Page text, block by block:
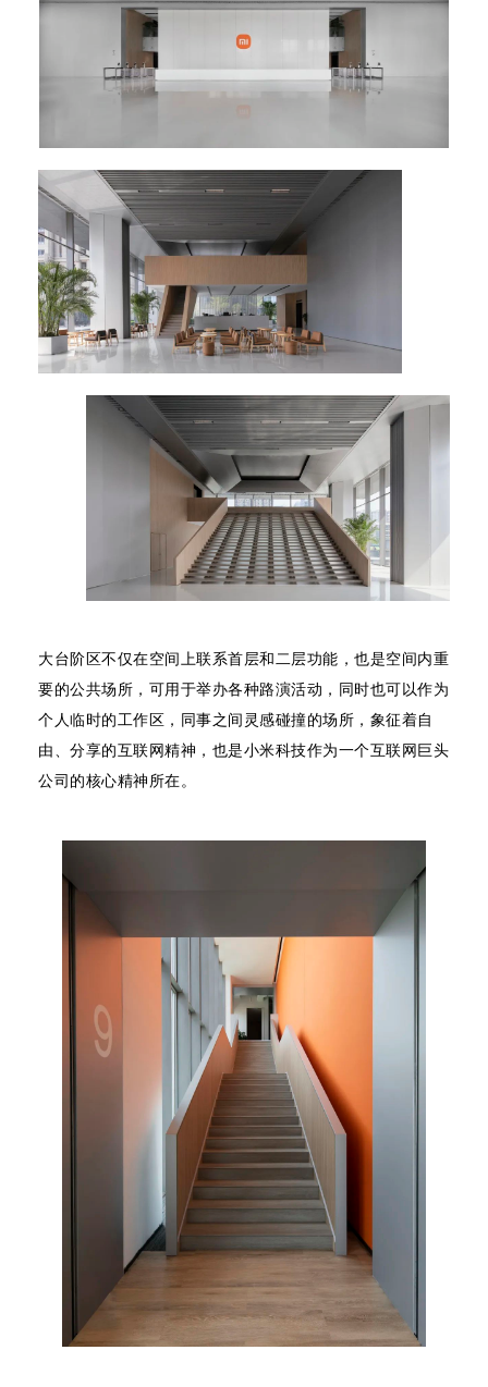
大台阶区不仅在空间上联系首层和二层功能，也是空间内重
要的公共场所，可用于举办各种路演活动，同时也可以作为
个人临时的工作区，同事之间灵感碰撞的场所，象征着自
由、分享的互联网精神，也是小米科技作为一个互联网巨头
公司的核心精神所在。